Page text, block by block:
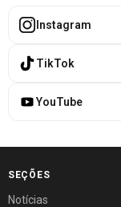
Instagram
TikTok
YouTube
SEÇÕES
Notícias